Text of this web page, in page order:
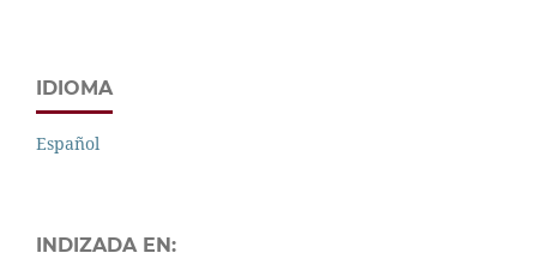
IDIOMA
Español
INDIZADA EN: